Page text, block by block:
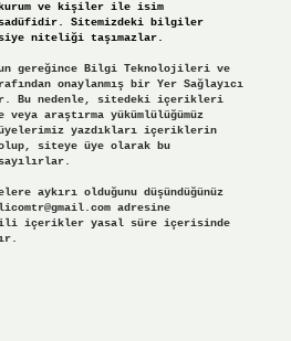
kurum ve kişiler ile isim
Sitemizdeki bilgiler
niteliği taşımazlar.
gereğince Bilgi Teknolojileri ve
onaylanmış bir Yer Sağlayıcı
Bu nedenle, sitedeki içerikleri
araştırma yükümlülüğümüz
üyelerimiz yazdıkları içeriklerin
olup, siteye üye olarak bu
aykırı olduğunu düşündüğünüz
adresine
içerikler yasal süre içerisinde